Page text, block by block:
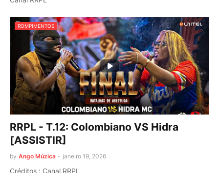
ROMPIMENTOS
RRPL - T.12: Colombiano VS Hidra
[ASSISTIR]
by Ango Múzica - janeiro 19, 2026
Créditos : Canal RRPL